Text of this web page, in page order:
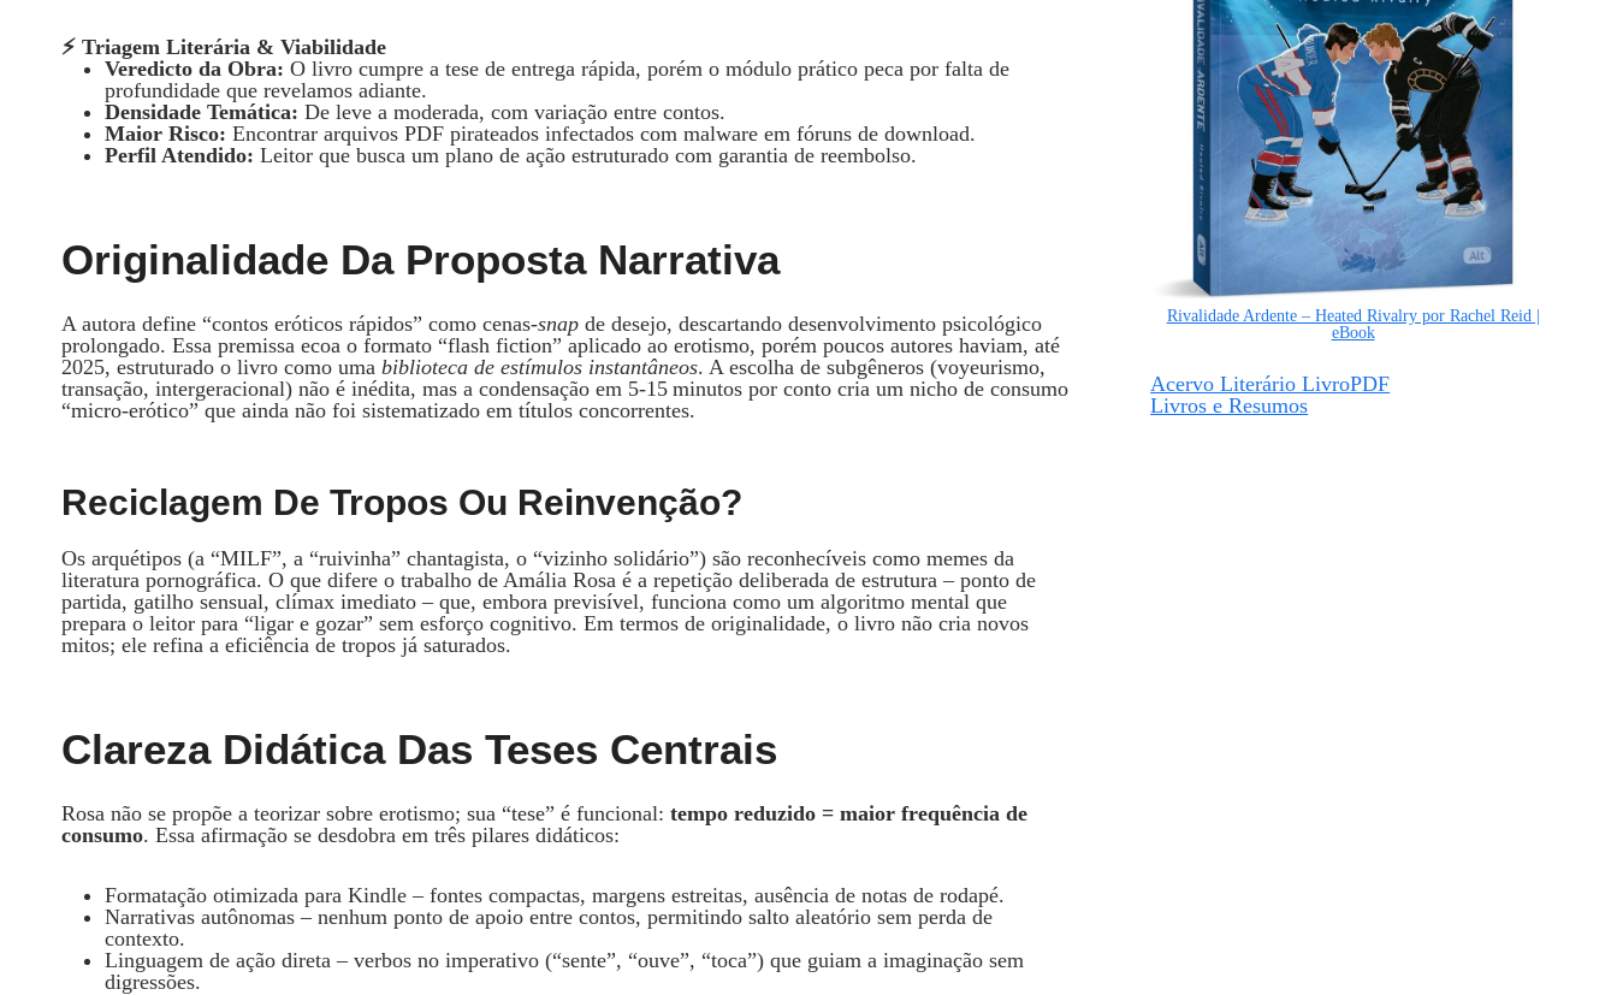
⚡ Triagem Literária & Viabilidade
Veredicto da Obra: O livro cumpre a tese de entrega rápida, porém o módulo prático peca por falta de
profundidade que revelamos adiante.
Densidade Temática: De leve a moderada, com variação entre contos.
Maior Risco: Encontrar arquivos PDF pirateados infectados com malware em fóruns de download.
Perfil Atendido: Leitor que busca um plano de ação estruturado com garantia de reembolso.
Originalidade Da Proposta Narrativa
A autora define “contos eróticos rápidos” como cenas‑snap de desejo, descartando desenvolvimento psicológico
prolongado. Essa premissa ecoa o formato “flash fiction” aplicado ao erotismo, porém poucos autores haviam, até
2025, estruturado o livro como uma biblioteca de estímulos instantâneos. A escolha de subgêneros (voyeurismo,
transação, intergeracional) não é inédita, mas a condensação em 5‑15 minutos por conto cria um nicho de consumo
“micro‑erótico” que ainda não foi sistematizado em títulos concorrentes.
Reciclagem De Tropos Ou Reinvenção?
Os arquétipos (a “MILF”, a “ruivinha” chantagista, o “vizinho solidário”) são reconhecíveis como memes da
literatura pornográfica. O que difere o trabalho de Amália Rosa é a repetição deliberada de estrutura – ponto de
partida, gatilho sensual, clímax imediato – que, embora previsível, funciona como um algoritmo mental que
prepara o leitor para “ligar e gozar” sem esforço cognitivo. Em termos de originalidade, o livro não cria novos
mitos; ele refina a eficiência de tropos já saturados.
Clareza Didática Das Teses Centrais
Rosa não se propõe a teorizar sobre erotismo; sua “tese” é funcional: tempo reduzido = maior frequência de
consumo. Essa afirmação se desdobra em três pilares didáticos:
Formatação otimizada para Kindle – fontes compactas, margens estreitas, ausência de notas de rodapé.
Narrativas autônomas – nenhum ponto de apoio entre contos, permitindo salto aleatório sem perda de
contexto.
Linguagem de ação direta – verbos no imperativo (“sente”, “ouve”, “toca”) que guiam a imaginação sem
digressões.
Rivalidade Ardente – Heated Rivalry por Rachel Reid |
eBook
Acervo Literário LivroPDF
Livros e Resumos